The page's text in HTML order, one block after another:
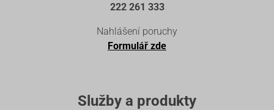
222 261 333
Nahlášení poruchy
Formulář zde
Služby a produkty